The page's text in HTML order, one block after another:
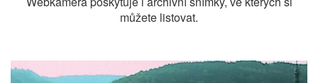
můžete listovat.